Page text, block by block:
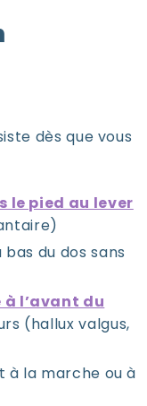
dès que vous
le pied au lever
du dos sans
l’avant du
(hallux valgus,
à la marche ou à